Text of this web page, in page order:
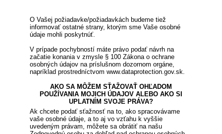
O Vašej požiadavke/požiadavkách budeme tiež
informovať ostatné strany, ktorým sme Vaše osobné
údaje mohli poskytnúť.
V prípade pochybností máte právo podať návrh na
začatie konania v zmysle § 100 Zákona o ochrane
osobných údajov na príslušnom dozornom orgáne,
napríklad prostredníctvom www.dataprotection.gov.sk.
AKO SA MÔŽEM SŤAŽOVAŤ OHĽADOM
POUŽÍVANIA MOJICH ÚDAJOV ALEBO AKO SI
UPLATNÍM SVOJE PRÁVA?
Ak chcete podať sťažnosť na to, ako spracovávame
vaše osobné údaje, a to aj vo vzťahu k vyššie
uvedeným právam, môžete sa obrátiť na našu